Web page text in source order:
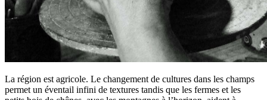
La région est agricole. Le changement de cultures dans les champs
permet un éventail infini de textures tandis que les fermes et les